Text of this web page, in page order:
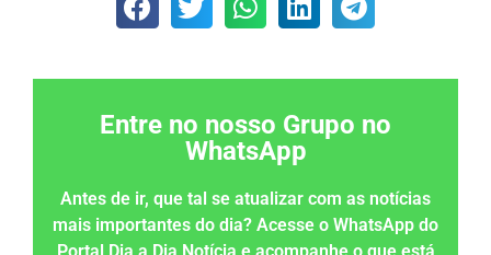
Entre no nosso Grupo no
WhatsApp
Antes de ir, que tal se atualizar com as notícias
mais importantes do dia? Acesse o WhatsApp do